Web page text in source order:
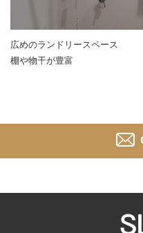
広めのランドリースペース
棚や物干が豊富